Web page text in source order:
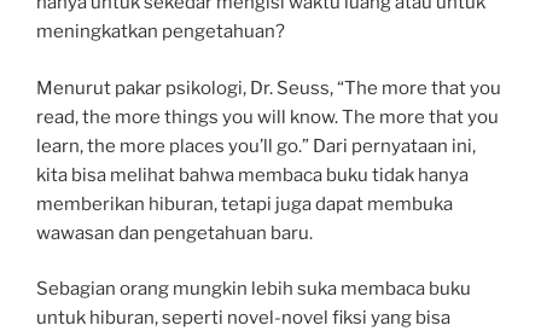
meningkatkan pengetahuan?
Menurut pakar psikologi, Dr. Seuss, “The more that you
read, the more things you will know. The more that you
learn, the more places you’ll go.” Dari pernyataan ini,
kita bisa melihat bahwa membaca buku tidak hanya
memberikan hiburan, tetapi juga dapat membuka
wawasan dan pengetahuan baru.
Sebagian orang mungkin lebih suka membaca buku
untuk hiburan, seperti novel-novel fiksi yang bisa